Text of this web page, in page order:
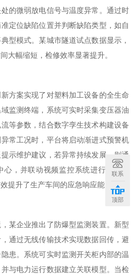
的微弱放电信号与温度异常。通过时
定位缺陷位置并判断缺陷类型，如自
型模式。某城市隧道试点数据显示，
大幅缩短，检修效率显著提升。
方案实现了对塑料加工设备的全生命
监测终端，系统可实时采集变压器油
等参数，结合数字孪生技术构建设备
常工况时，平台将启动渐进式预警机
示维护建议，若异常持续发展，则通
，并联动视频监控系统进行复核确
提升了生产车间的应急响应能力。
某企业推出了防爆型监测装置。新型
通过无线传输技术实现数据回传，避
患。系统可实时监测开关柜内部的温
与电力运行数据建立关联模型。当检
联系
顶部